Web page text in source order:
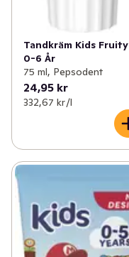
Tandkräm Kids Fruity
0-6 År
75 ml, Pepsodent
24,95 kr
332,67 kr /l